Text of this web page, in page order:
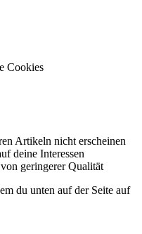
Cookies
Artikeln nicht erscheinen
deine Interessen
geringerer Qualität
du unten auf der Seite auf